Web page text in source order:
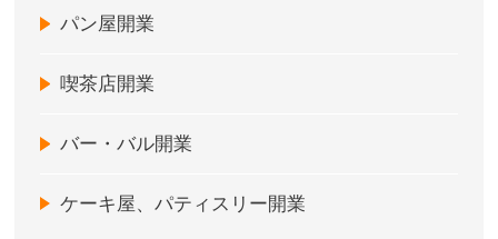
パン屋開業
喫茶店開業
バー・バル開業
ケーキ屋、パティスリー開業